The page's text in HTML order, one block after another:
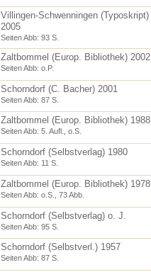
Villingen-Schwenningen (Typoskript)
2005
Seiten Abb: 93 S.
Zaltbommel (Europ. Bibliothek) 2002
Seiten Abb: o.P.
Schorndorf (C. Bacher) 2001
Seiten Abb: 87 S.
Zaltbommel (Europ. Bibliothek) 1988
Seiten Abb: 5. Aufl., o.S.
Schorndorf (Selbstverlag) 1980
Seiten Abb: 11 S.
Zaltbommel (Europ. Bibliothek) 1978
Seiten Abb: o.S., 73 Abb.
Schorndorf (Selbstverlag) o. J.
Seiten Abb: 95 S.
Schorndorf (Selbstverl.) 1957
Seiten Abb: 87 S.